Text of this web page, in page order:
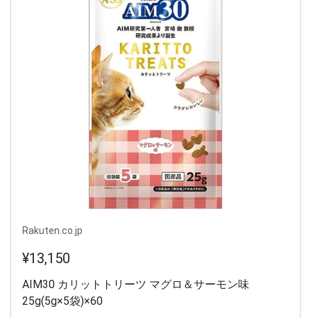
Rakuten.co.jp
¥13,150
AIM30 カリットトリーツ マグロ＆サーモン味
25g(5g×5袋)×60